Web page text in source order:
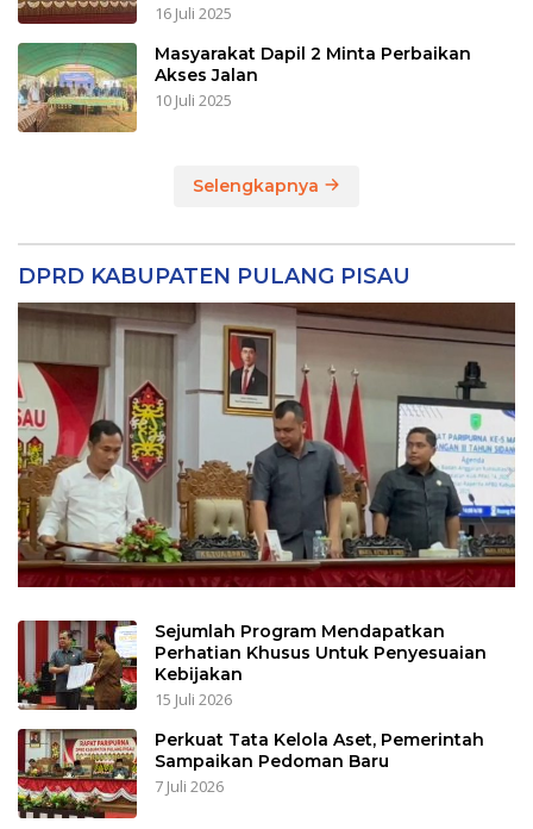
16 Juli 2025
Masyarakat Dapil 2 Minta Perbaikan
Akses Jalan
10 Juli 2025
Selengkapnya
DPRD KABUPATEN PULANG PISAU
Sejumlah Program Mendapatkan
Perhatian Khusus Untuk Penyesuaian
Kebijakan
15 Juli 2026
Perkuat Tata Kelola Aset, Pemerintah
Sampaikan Pedoman Baru
7 Juli 2026